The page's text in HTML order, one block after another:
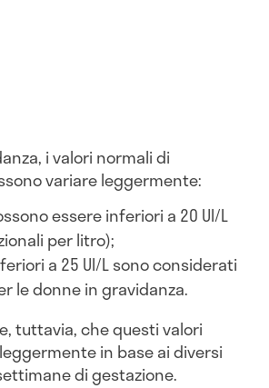
i valori normali di
variare leggermente:
essere inferiori a 20 UI/L
per litro);
a 25 UI/L sono considerati
le donne in gravidanza.
tuttavia, che questi valori
in base ai diversi
di gestazione.